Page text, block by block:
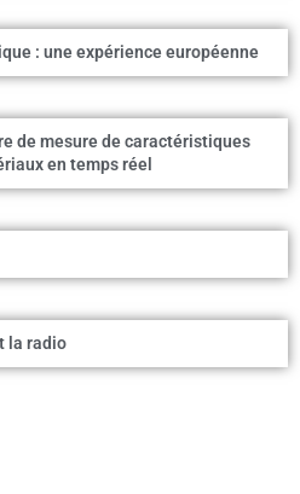
: une expérience européenne
de mesure de caractéristiques
en temps réel
la radio